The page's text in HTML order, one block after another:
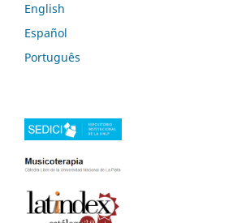
English
Español
Português